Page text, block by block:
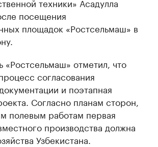
техники» Асадулла
посещения
площадок «Ростсельмаш» в
«Ростсельмаш» отметил, что
согласования
и поэтапная
Согласно планам сторон,
полевым работам первая
производства должна
Узбекистана.